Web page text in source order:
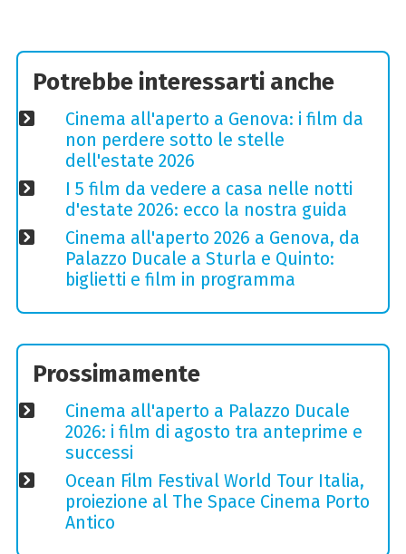
Potrebbe interessarti anche
Cinema all'aperto a Genova: i film da
non perdere sotto le stelle
dell'estate 2026
I 5 film da vedere a casa nelle notti
d'estate 2026: ecco la nostra guida
Cinema all'aperto 2026 a Genova, da
Palazzo Ducale a Sturla e Quinto:
biglietti e film in programma
Prossimamente
Cinema all'aperto a Palazzo Ducale
2026: i film di agosto tra anteprime e
successi
Ocean Film Festival World Tour Italia,
proiezione al The Space Cinema Porto
Antico